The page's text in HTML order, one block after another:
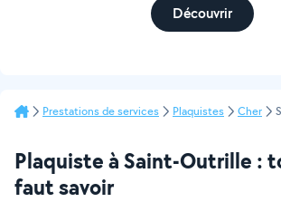
Découvrir
Prestations de services Plaquistes Cher
Plaquiste à Saint-Outrille :
faut savoir